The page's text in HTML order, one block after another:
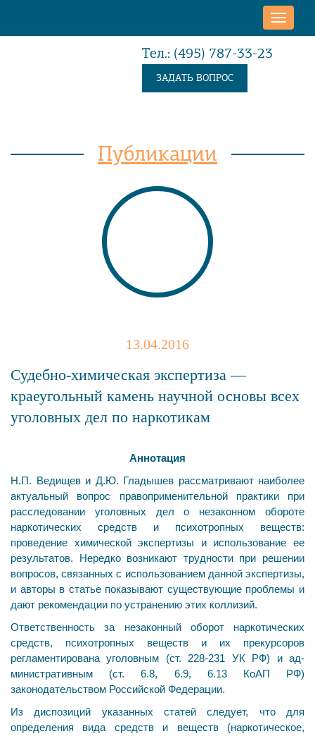
Toggle
Тел.: (495) 787-33-23
ЗАДАТЬ ВОПРОС
Публикации
13.04.2016
Судебно-химическая экспертиза —
краеугольный камень научной основы всех
уголовных дел по наркотикам
Аннотация
Н.П. Ведищев и Д.Ю. Гладышев рассматривают наиболее
актуальный вопрос правоприменитель­ной практики при
расследовании уголовных дел о незаконном обороте
наркотических средств и пси­хотропных веществ:
проведение химической экспертизы и использование ее
результатов. Нередко воз­никают трудности при решении
вопросов, связанных с использованием данной экспертизы,
и авторы в статье показывают существующие проблемы и
дают рекомендации по устранению этих коллизий.
Ответственность за незаконный оборот наркотиче­ских
средств, психотропных веществ и их прекурсоров
регламентирована уголовным (ст. 228-231 УК РФ) и ад­
министративным (ст. 6.8, 6.9, 6.13 КоАП РФ)
законодательством Российской Федерации.
Из диспозиций указанных статей следует, что для
определения вида средств и веществ (наркотическое,